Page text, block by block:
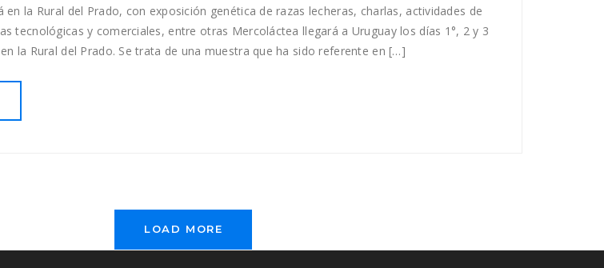
en la Rural del Prado, con exposición genética de razas lecheras, charlas, actividades de
tecnológicas y comerciales, entre otras Mercoláctea llegará a Uruguay los días 1°, 2 y 3
la Rural del Prado. Se trata de una muestra que ha sido referente en […]
LOAD MORE